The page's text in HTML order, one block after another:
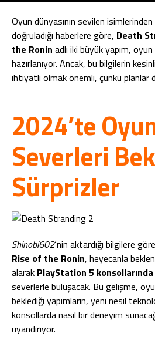
Oyun dünyasının sevilen isimlerinden
doğruladığı haberlere göre, Death
the Ronin adlı iki büyük yapım,
hazırlanıyor. Ancak, bu bilgilerin
ihtiyatlı olmak önemli, çünkü planlar
2024’te
Severleri
Sürprizler
Shinobi602‘nin aktardığı bilgilere
Rise of the Ronin, heyecanla
alarak PlayStation 5 konsollarında
severlerle buluşacak. Bu gelişme,
beklediği yapımların, yeni nesil
konsollarda nasıl bir deneyim
uyandırıyor.